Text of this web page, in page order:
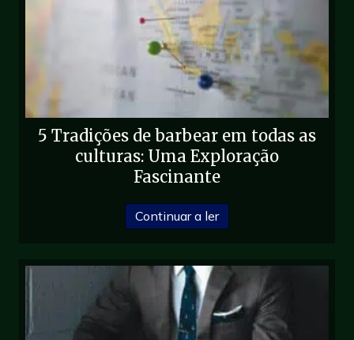
5 Tradições de barbear em todas as
culturas: Uma Exploração
Fascinante
Continuar a ler